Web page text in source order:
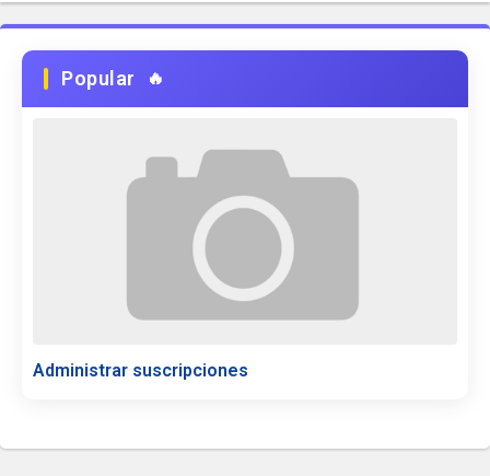
Popular
Administrar suscripciones